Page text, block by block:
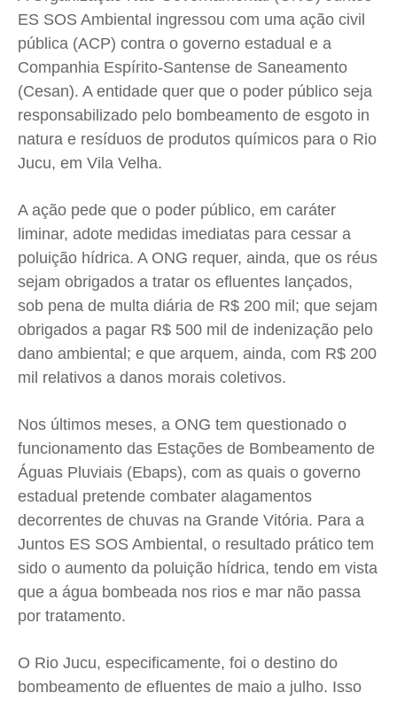
Quem Somos
Expediente
Anuncie
Privacidade
Quem Somos
Expediente
Anuncie
Privacidade
Quem Somos
Expediente
Anuncie
Privacidade
Quem Somos
Expediente
Anuncie
Privacidade
ES SOS Ambiental ingressou com uma ação civil
pública (ACP) contra o governo estadual e a
Companhia Espírito-Santense de Saneamento
(Cesan). A entidade quer que o poder público seja
responsabilizado pelo bombeamento de esgoto in
natura e resíduos de produtos químicos para o Rio
Jucu, em Vila Velha.
A ação pede que o poder público, em caráter
liminar, adote medidas imediatas para cessar a
poluição hídrica. A ONG requer, ainda, que os réus
sejam obrigados a tratar os efluentes lançados,
sob pena de multa diária de R$ 200 mil; que sejam
obrigados a pagar R$ 500 mil de indenização pelo
dano ambiental; e que arquem, ainda, com R$ 200
mil relativos a danos morais coletivos.
Nos últimos meses, a ONG tem questionado o
funcionamento das Estações de Bombeamento de
Águas Pluviais (Ebaps), com as quais o governo
estadual pretende combater alagamentos
decorrentes de chuvas na Grande Vitória. Para a
Juntos ES SOS Ambiental, o resultado prático tem
sido o aumento da poluição hídrica, tendo em vista
que a água bombeada nos rios e mar não passa
por tratamento.
O Rio Jucu, especificamente, foi o destino do
bombeamento de efluentes de maio a julho. Isso